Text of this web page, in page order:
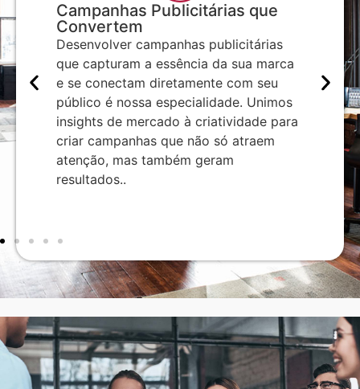
Campanhas Publicitárias que
Convertem
Desenvolver campanhas publicitárias
que capturam a essência da sua marca
e se conectam diretamente com seu
público é nossa especialidade. Unimos
insights de mercado à criatividade para
criar campanhas que não só atraem
atenção, mas também geram
resultados..
do